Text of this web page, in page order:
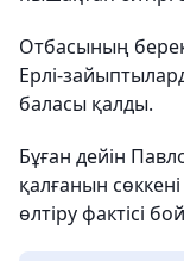
Отбасының
Ерлі-
баласы қалды.
Бұған дейін
қалғанын
өлтіру фактісі